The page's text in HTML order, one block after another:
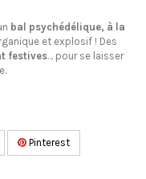
bal psychédélique, à la
et explosif ! Des
festives… pour se laisser
Pinterest